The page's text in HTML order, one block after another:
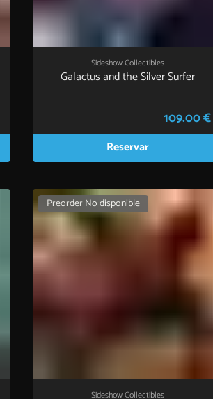
Sideshow Collectibles
Galactus and the Silver Surfer
109.00 €
Reservar
Preorder No disponible
Sideshow Collectibles